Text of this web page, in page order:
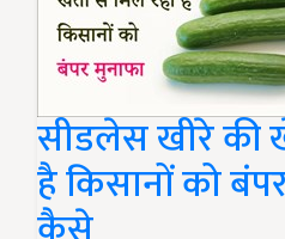
सीडलेस खीरे की
है किसानों को